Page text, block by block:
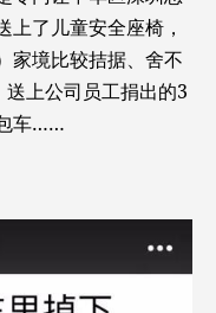
了儿童安全座椅，
家境比较拮据、舍不
上公司员工捐出的3
车……